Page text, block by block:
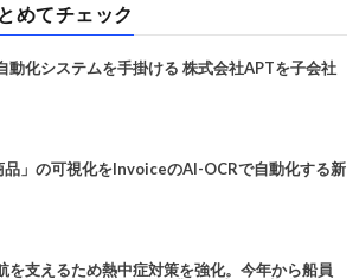
めてチェック
動化システムを手掛ける 株式会社APTを子会社
」の可視化をInvoiceのAI-OCRで自動化する新
を支えるため熱中症対策を強化。今年から船員